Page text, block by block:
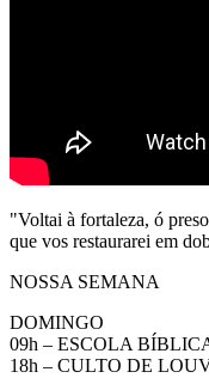
"Voltai à fortaleza, ó
que vos restaurarei em
NOSSA SEMANA
DOMINGO
09h – ESCOLA
18h – CULTO DE